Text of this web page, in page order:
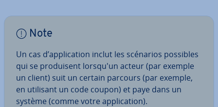
Note
Un cas d’ap­pli­ca­tion inclut les scénarios possibles
qui se pro­dui­sent lorsqu'un acteur (par exemple
un client) suit un certain parcours (par exemple,
en utilisant un code coupon) et paye dans un
système (comme votre ap­pli­ca­tion).